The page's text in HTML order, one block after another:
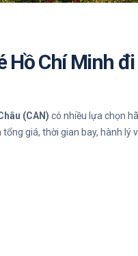
Hồ Chí Minh đi
(CAN) có nhiều lựa chọn
giá, thời gian bay, hành lý